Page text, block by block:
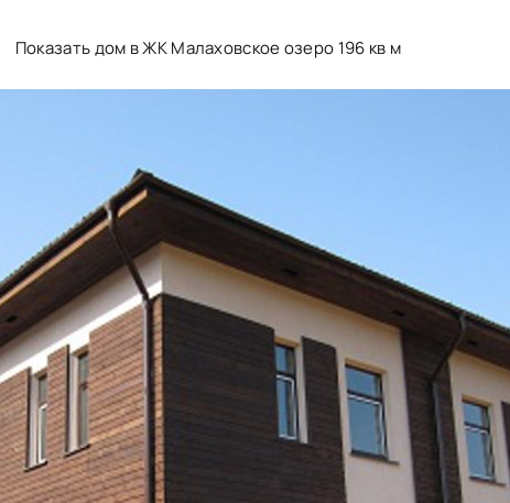
Показать дом в ЖК Малаховское озеро 196 кв м